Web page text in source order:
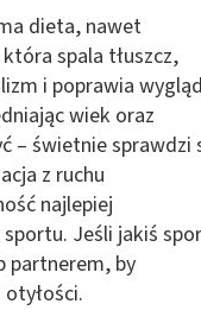
dieta, nawet
spala tłuszcz,
i poprawia wygląd
wiek oraz
– świetnie sprawdzi
z ruchu
najlepiej
Jeśli jakiś
partnerem, by